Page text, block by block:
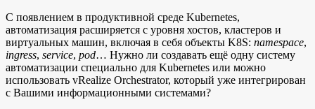
С появлением в продуктивной среде Kubernetes,
автоматизация расширяется с уровня хостов, кластеров и
виртуальных машин, включая в себя объекты K8S: namespace,
ingress, service, pod… Нужно ли создавать ещё одну систему
автоматизации специально для Kubernetes или можно
использовать vRealize Orchestrator, который уже интегрирован
с Вашими информационными системами?